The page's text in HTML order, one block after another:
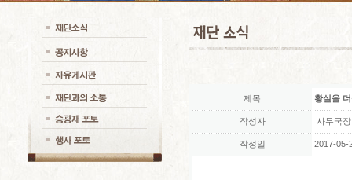
제목 황실을
작성자 사무국장
작성일 2017-05-